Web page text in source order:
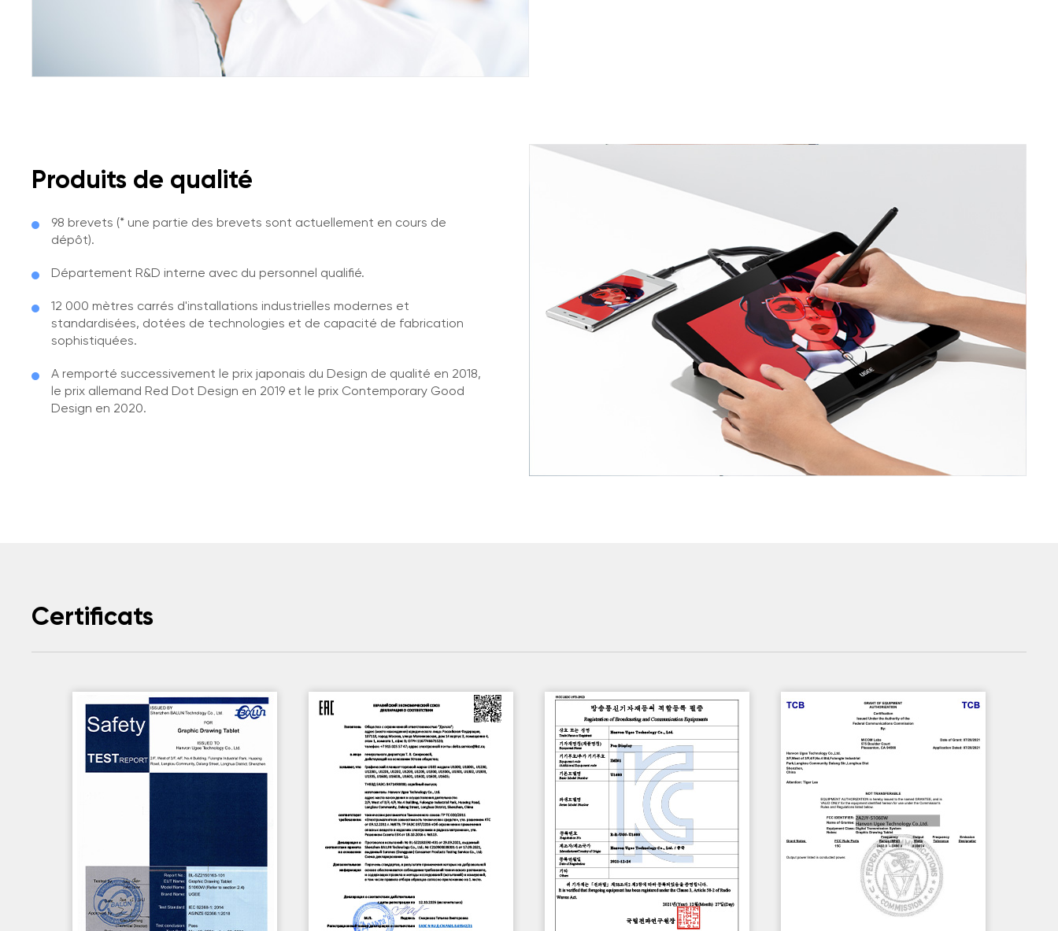
Produits de qualité
98 brevets (* une partie des brevets sont actuellement en cours de
dépôt).
Département R&D interne avec du personnel qualifié.
12 000 mètres carrés d'installations industrielles modernes et
standardisées, dotées de technologies et de capacité de fabrication
sophistiquées.
A remporté successivement le prix japonais du Design de qualité en 2018,
le prix allemand Red Dot Design en 2019 et le prix Contemporary Good
Design en 2020.
Certificats